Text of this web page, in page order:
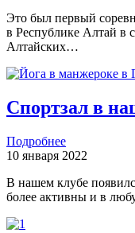
Это был первый
в Республике Алтай в
Алтайских…
Спортзал в
Подробнее
10 января 2022
В нашем клубе
более активны и в